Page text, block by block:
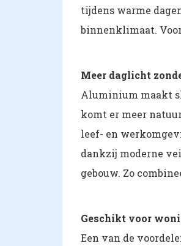
tijdens warme
binnenklimaat.
Meer daglicht
Aluminium maakt
komt er meer
leef- en
dankzij moderne
gebouw. Zo
Geschikt voor
Een van de